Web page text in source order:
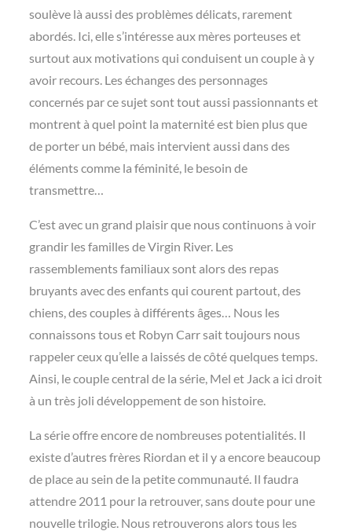
soulève là aussi des problèmes délicats, rarement
abordés. Ici, elle s’intéresse aux mères porteuses et
surtout aux motivations qui conduisent un couple à y
avoir recours. Les échanges des personnages
concernés par ce sujet sont tout aussi passionnants et
montrent à quel point la maternité est bien plus que
de porter un bébé, mais intervient aussi dans des
éléments comme la féminité, le besoin de
transmettre…
C’est avec un grand plaisir que nous continuons à voir
grandir les familles de Virgin River. Les
rassemblements familiaux sont alors des repas
bruyants avec des enfants qui courent partout, des
chiens, des couples à différents âges… Nous les
connaissons tous et Robyn Carr sait toujours nous
rappeler ceux qu’elle a laissés de côté quelques temps.
Ainsi, le couple central de la série, Mel et Jack a ici droit
à un très joli développement de son histoire.
La série offre encore de nombreuses potentialités. Il
existe d’autres frères Riordan et il y a encore beaucoup
de place au sein de la petite communauté. Il faudra
attendre 2011 pour la retrouver, sans doute pour une
nouvelle trilogie. Nous retrouverons alors tous les